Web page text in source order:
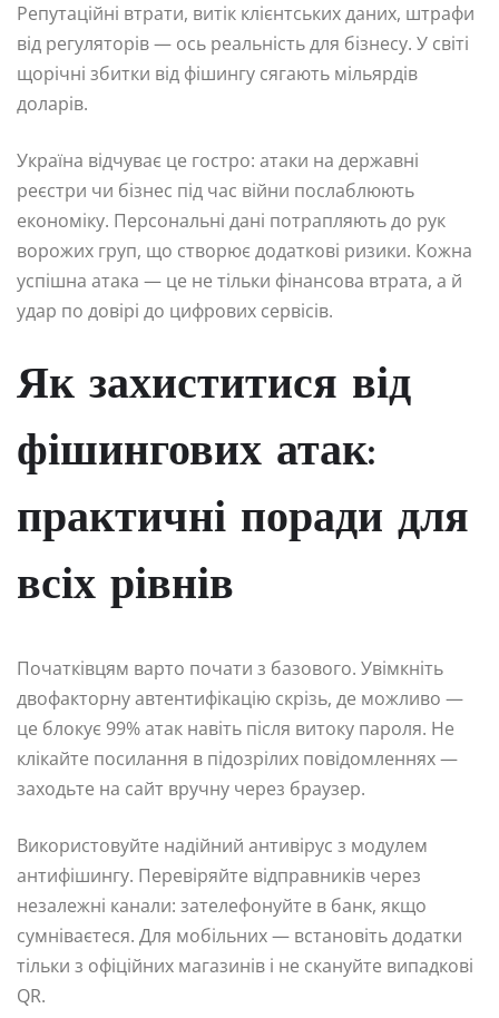
Репутаційні втрати, витік клієнтських даних, штрафи
від регуляторів — ось реальність для бізнесу. У світі
щорічні збитки від фішингу сягають мільярдів
доларів.
Україна відчуває це гостро: атаки на державні
реєстри чи бізнес під час війни послаблюють
економіку. Персональні дані потрапляють до рук
ворожих груп, що створює додаткові ризики. Кожна
успішна атака — це не тільки фінансова втрата, а й
удар по довірі до цифрових сервісів.
Як захиститися від
фішингових атак:
практичні поради для
всіх рівнів
Початківцям варто почати з базового. Увімкніть
двофакторну автентифікацію скрізь, де можливо —
це блокує 99% атак навіть після витоку пароля. Не
клікайте посилання в підозрілих повідомленнях —
заходьте на сайт вручну через браузер.
Використовуйте надійний антивірус з модулем
антифішингу. Перевіряйте відправників через
незалежні канали: зателефонуйте в банк, якщо
сумніваєтеся. Для мобільних — встановіть додатки
тільки з офіційних магазинів і не скануйте випадкові
QR.